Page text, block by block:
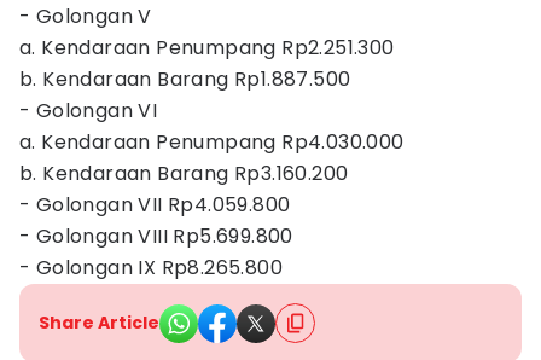
- Golongan V
a. Kendaraan Penumpang Rp2.251.300
b. Kendaraan Barang Rp1.887.500
- Golongan VI
a. Kendaraan Penumpang Rp4.030.000
b. Kendaraan Barang Rp3.160.200
- Golongan VII Rp4.059.800
- Golongan VIII Rp5.699.800
- Golongan IX Rp8.265.800
Share Article